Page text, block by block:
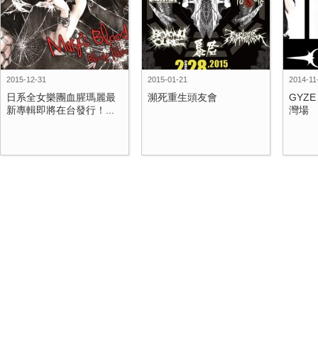
2015-12-31
日系全女樂團血腥瑪麗最
新專輯即將在台發行！...
2015-01-21
瀕死重生頭友會
2014-
灣場